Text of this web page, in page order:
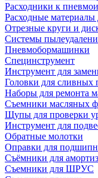
Расходники к
Расходные материалы
Отрезные круги и
Системы
Пневмобормашинки
Специнструмент
Инструмент для
Головки для сливных
Наборы для ремонта
Съемники масляных
Щупы для проверки
Инструмент для
Обратные молотки
Оправки для
Съёмники для
Съемники для ШРУС